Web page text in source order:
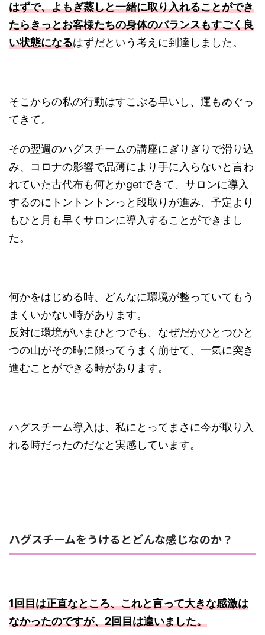
はずで、よもぎ蒸しと一緒に取り入れることができ
たらきっとお客様たちの身体のバランスもすごく良
い状態になるはずだという考えに到達しました。
そこからの私の行動はすこぶる早いし、運もめぐっ
てきて。
その翌週のハグスチームの講座にぎりぎりで滑り込
み、コロナの影響で品薄により手に入らないと言わ
れていた古代布も何とかgetできて、サロンに導入
するのにトントントンっと段取りが進み、予定より
もひと月も早くサロンに導入することができまし
た。
何かをはじめる時、どんなに環境が整っていてもう
まくいかない時があります。
反対に環境がいまひとつでも、なぜだかひとつひと
つの山がその時に限ってうまく崩せて、一気に突き
進むことができる時があります。
ハグスチーム導入は、私にとってまさに今が取り入
れる時だったのだなと実感しています。
ハグスチームをうけるとどんな感じなのか？
1回目は正直なところ、これと言って大きな感激は
なかったのですが、2回目は違いました。